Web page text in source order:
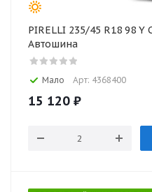
PIRELLI 235/45 R18 98
Автошина
Мало Арт: 4368400
15 120 ₽